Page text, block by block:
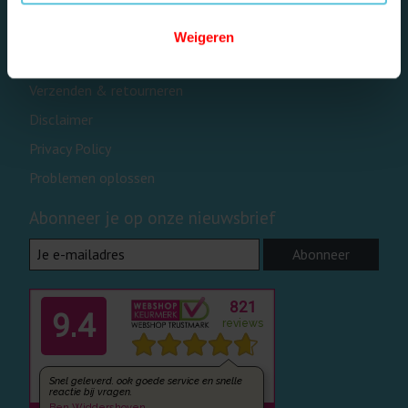
Weigeren
Contact- en reparatieformulier
Verzenden & retourneren
Disclaimer
Privacy Policy
Problemen oplossen
Abonneer je op onze nieuwsbrief
Abonneer